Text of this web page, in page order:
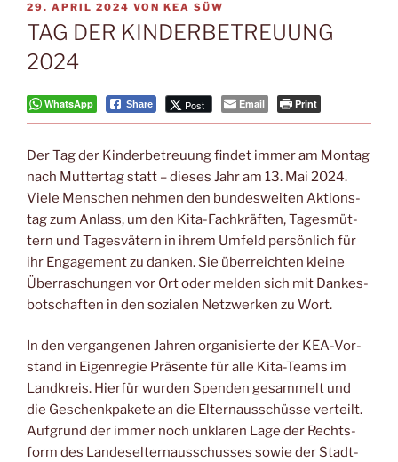
VERÖFFENTLICHT
AM
29. APRIL 2024 VON KEA SÜW
TAG DER KINDERBETREUUNG
2024
WhatsApp Share Post Email Print
Der Tag der Kin­der­be­treu­ung fin­det immer am Mon­tag
nach Mut­ter­tag statt – die­ses Jahr am 13. Mai 2024.
Vie­le Men­schen neh­men den bun­des­wei­ten Akti­ons­
tag zum Anlass, um den Kita-Fach­kräf­ten, Tages­müt­
tern und Tages­vä­tern in ihrem Umfeld per­sön­lich für
ihr Enga­ge­ment zu dan­ken. Sie über­reich­ten klei­ne
Über­ra­schun­gen vor Ort oder mel­den sich mit Dan­kes­
bot­schaf­ten in den sozia­len Netz­wer­ken zu Wort.
In den ver­gan­ge­nen Jah­ren orga­ni­sier­te der KEA-Vor­
stand in Eigen­re­gie Prä­sen­te für alle Kita-Teams im
Land­kreis. Hier­für wur­den Spen­den gesam­melt und
die Geschenk­pa­ke­te an die Eltern­aus­schüs­se ver­teilt.
Auf­grund der immer noch unkla­ren Lage der Rechts­
form des Lan­des­el­tern­aus­schus­ses sowie der Stadt-